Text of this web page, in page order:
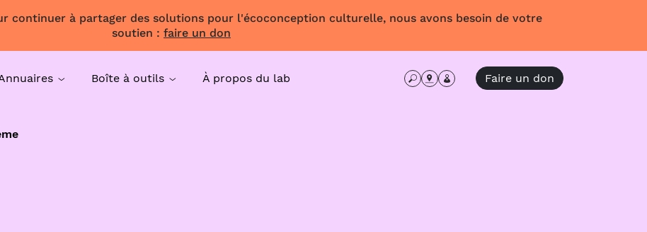
continuer à partager des solutions pour l'écoconception culturelle, nous avons besoin de votre
soutien : faire un don
Boîte à outils À propos du lab Faire un don